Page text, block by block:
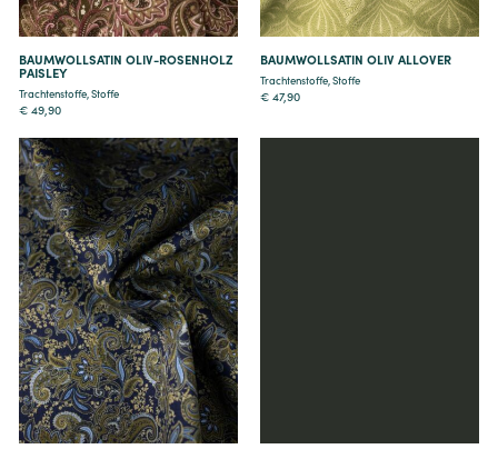
BAUMWOLLSATIN OLIV-ROSENHOLZ
PAISLEY
Trachtenstoffe,Stoffe
€49,90
BAUMWOLLSATIN OLIV ALLOVER
Trachtenstoffe,Stoffe
€ 47,90
Details